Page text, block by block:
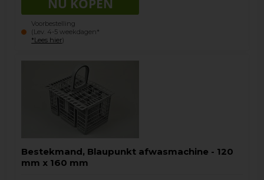
Voorbestelling
(Lev. 4-5 weekdagen*
*Lees hier)
Bestekmand, Blaupunkt afwasmachine - 120
mm x 160 mm